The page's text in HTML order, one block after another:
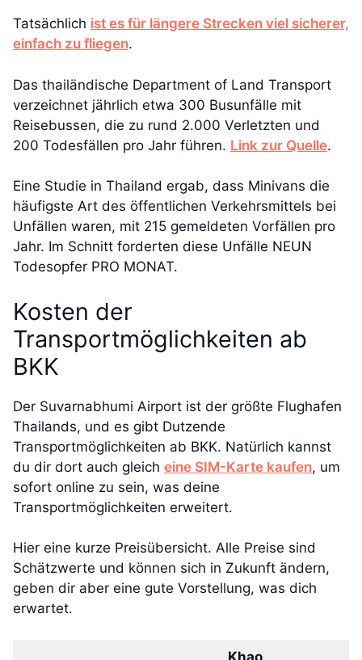
Tatsächlich ist es für längere Strecken viel sicherer,
einfach zu fliegen.
Das thailändische Department of Land Transport
verzeichnet jährlich etwa 300 Busunfälle mit
Reisebussen, die zu rund 2.000 Verletzten und
200 Todesfällen pro Jahr führen. Link zur Quelle.
Eine Studie in Thailand ergab, dass Minivans die
häufigste Art des öffentlichen Verkehrsmittels bei
Unfällen waren, mit 215 gemeldeten Vorfällen pro
Jahr. Im Schnitt forderten diese Unfälle NEUN
Todesopfer PRO MONAT.
Kosten der
Transportmöglichkeiten ab
BKK
Der Suvarnabhumi Airport ist der größte Flughafen
Thailands, und es gibt Dutzende
Transportmöglichkeiten ab BKK. Natürlich kannst
du dir dort auch gleich eine SIM-Karte kaufen, um
sofort online zu sein, was deine
Transportmöglichkeiten erweitert.
Hier eine kurze Preisübersicht. Alle Preise sind
Schätzwerte und können sich in Zukunft ändern,
geben dir aber eine gute Vorstellung, was dich
erwartet.
Khao